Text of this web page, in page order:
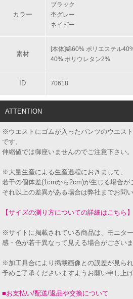
カラー
ブラック
杢グレー
ネイビー
素材
[本体]綿60% ポリエステル
40% ポリウレタン2%
ID 70618
ATTENTION
※ウエストにゴムが入ったパンツのウエス
です。
伸縮値では御座いませんのでご注意下さい。
※大量生産による生産過程におきまして、
若干の個体差(1cmから2cm)が生じる場合が
それ以上の差異がある場合は弊社までお問
【サイズの測り方についての詳細はこちら】
※サイトに掲載されている商品は、モニタ
感・色が若干異なって見える場合がございま
※加工具合により掲載画像との誤差が見ら
予めご了承くださいますようお願い申し上げ
■お支払い/配送/返品や交換について